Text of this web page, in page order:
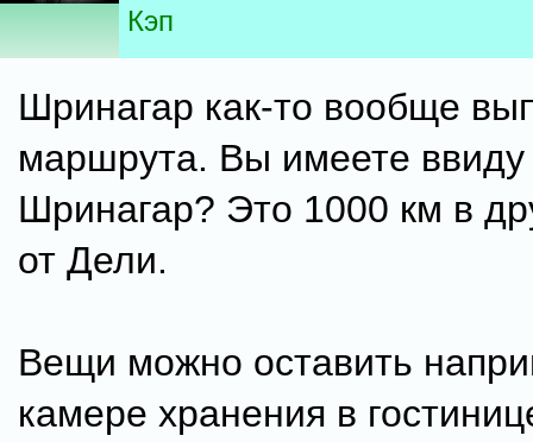
Кэп
Шринагар как-то вообще
маршрута. Вы имеете
Шринагар? Это 1000 км в
от Дели.
Вещи можно оставить
камере хранения в